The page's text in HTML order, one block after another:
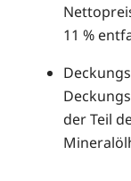
11 %
der Teil